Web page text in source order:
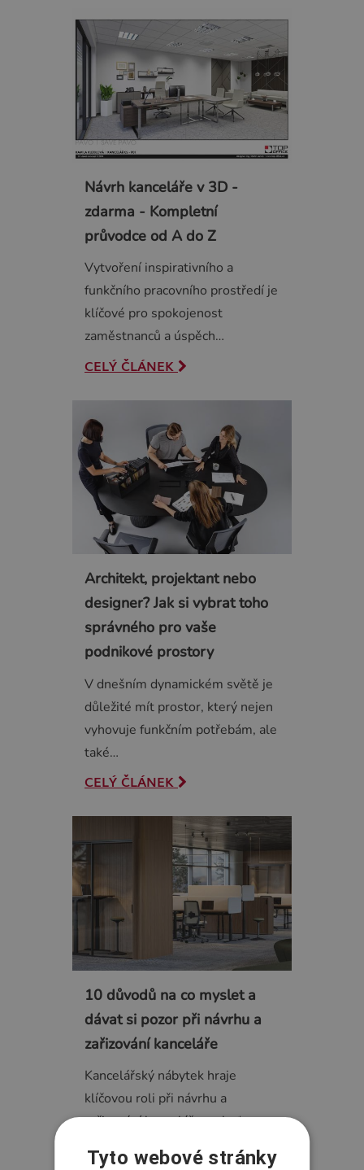
Návrh kanceláře v 3D -
zdarma - Kompletní
průvodce od A do Z
Vytvoření inspirativního a
funkčního pracovního prostředí je
klíčové pro spokojenost
zaměstnanců a úspěch…
CELÝ ČLÁNEK
Architekt, projektant nebo
designer? Jak si vybrat toho
správného pro vaše
podnikové prostory
V dnešním dynamickém světě je
důležité mít prostor, který nejen
vyhovuje funkčním potřebám, ale
také…
CELÝ ČLÁNEK
10 důvodů na co myslet a
dávat si pozor při návrhu a
zařizování kanceláře
Kancelářský nábytek hraje
klíčovou roli při návrhu a
zařizování kanceláře, neboť
Tyto webové stránky